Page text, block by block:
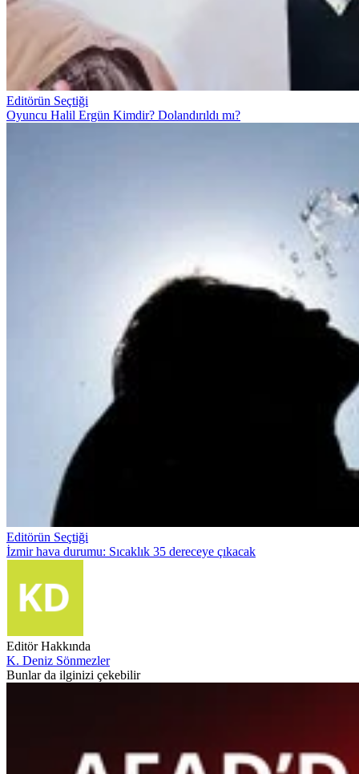
Editörün Seçtiği
Oyuncu Halil Ergün Kimdir? Dolandırıldı mı?
Editörün Seçtiği
İzmir hava durumu: Sıcaklık 35 dereceye çıkacak
Editör Hakkında
K. Deniz Sönmezler
Bunlar da ilginizi çekebilir